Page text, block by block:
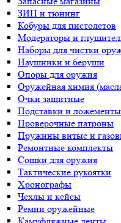
ЗИП и тюнинг
Кобуры для пистолетов
Модераторы и
Наборы для чистки
Наушники и беруши
Опоры для оружия
Оружейная химия
Очки защитные
Подставки и ложементы
Проверочные патроны
Пружины витые и
Ремонтные комплекты
Сошки для оружия
Тактические рукоятки
Хронографы
Чехлы и кейсы
Ремни оружейные